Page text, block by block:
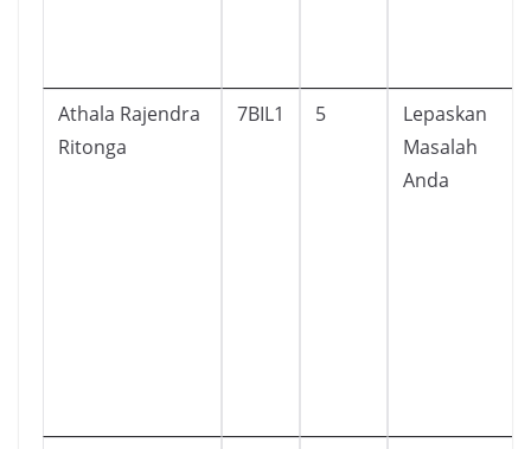
Athala Rajendra
Ritonga
7BIL1 5
Lepaskan
Masalah
Anda